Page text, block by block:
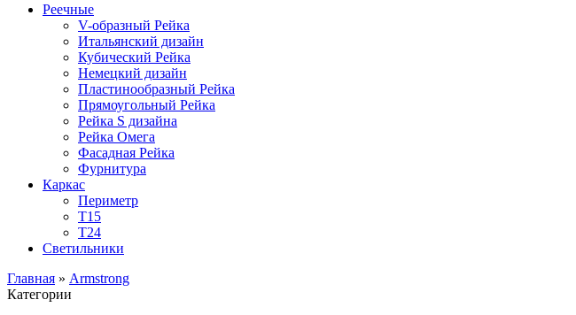
Реечные
V-образный Рейка
Итальянский дизайн
Кубический Рейка
Немецкий дизайн
Пластинообразный Рейка
Прямоугольный Рейка
Рейка S дизайна
Рейка Омега
Фасадная Рейка
Фурнитура
Каркас
Периметр
Т15
Т24
Светильники
Главная » Armstrong
Категории